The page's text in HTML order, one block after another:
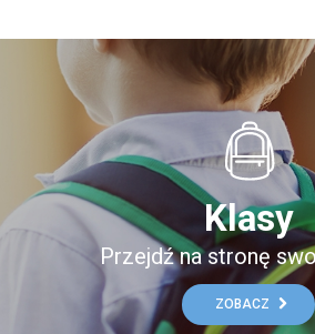
Klasy
Przejdź na stronę
ZOBACZ